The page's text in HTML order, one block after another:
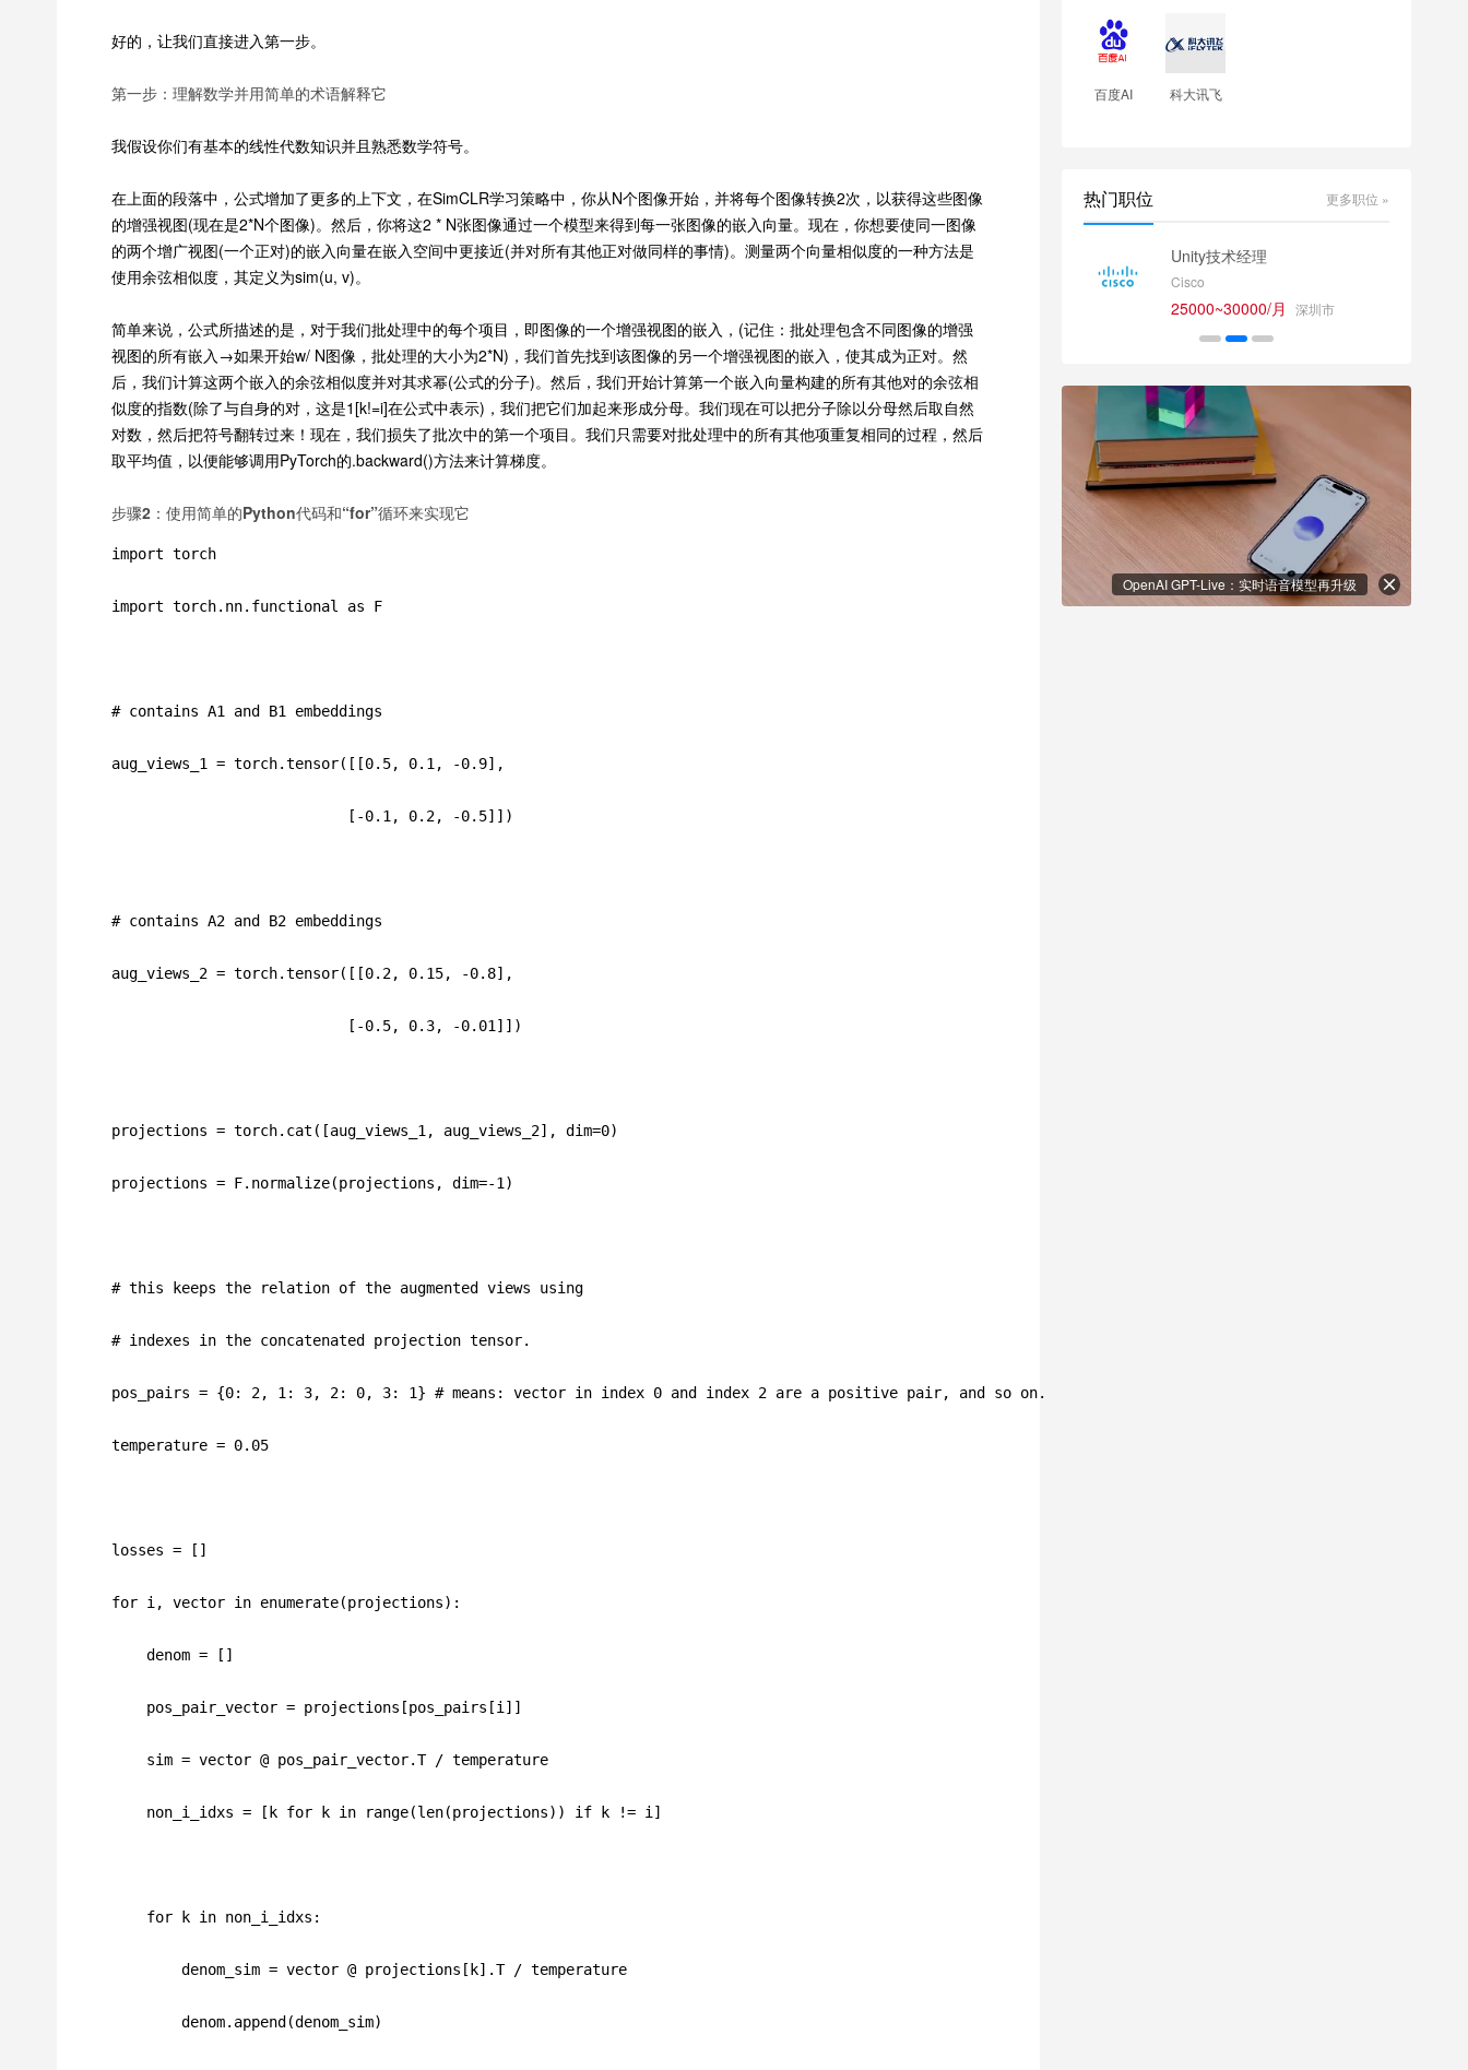
好的，让我们直接进入第一步。
第一步：理解数学并用简单的术语解释它
我假设你们有基本的线性代数知识并且熟悉数学符号。
在上面的段落中，公式增加了更多的上下文，在SimCLR学习策略中，你从N个图像开始，并将每个图像转换2次，以获得这些图像
的增强视图(现在是2*N个图像)。然后，你将这2 * N张图像通过一个模型来得到每一张图像的嵌入向量。现在，你想要使同一图像
的两个增广视图(一个正对)的嵌入向量在嵌入空间中更接近(并对所有其他正对做同样的事情)。测量两个向量相似度的一种方法是
使用余弦相似度，其定义为sim(u, v)。
简单来说，公式所描述的是，对于我们批处理中的每个项目，即图像的一个增强视图的嵌入，(记住：批处理包含不同图像的增强
视图的所有嵌入→如果开始w/ N图像，批处理的大小为2*N)，我们首先找到该图像的另一个增强视图的嵌入，使其成为正对。然
后，我们计算这两个嵌入的余弦相似度并对其求幂(公式的分子)。然后，我们开始计算第一个嵌入向量构建的所有其他对的余弦相
似度的指数(除了与自身的对，这是1[k!=i]在公式中表示)，我们把它们加起来形成分母。我们现在可以把分子除以分母然后取自然
对数，然后把符号翻转过来！现在，我们损失了批次中的第一个项目。我们只需要对批处理中的所有其他项重复相同的过程，然后
取平均值，以便能够调用PyTorch的.backward()方法来计算梯度。
步骤2：使用简单的Python代码和“for”循环来实现它
import torch
import torch.nn.functional as F
# contains A1 and B1 embeddings
aug_views_1 = torch.tensor([[0.5, 0.1, -0.9],
                           [-0.1, 0.2, -0.5]])
# contains A2 and B2 embeddings
aug_views_2 = torch.tensor([[0.2, 0.15, -0.8],
                           [-0.5, 0.3, -0.01]])
projections = torch.cat([aug_views_1, aug_views_2], dim=0)
projections = F.normalize(projections, dim=-1)
# this keeps the relation of the augmented views using
# indexes in the concatenated projection tensor.
pos_pairs = {0: 2, 1: 3, 2: 0, 3: 1} # means: vector in index 0 and index 2 are a positive pair, and so on.
temperature = 0.05
losses = []
for i, vector in enumerate(projections):
    denom = []
    pos_pair_vector = projections[pos_pairs[i]]
    sim = vector @ pos_pair_vector.T / temperature
    non_i_idxs = [k for k in range(len(projections)) if k != i]
    for k in non_i_idxs:
        denom_sim = vector @ projections[k].T / temperature
        denom.append(denom_sim)
百度AI 科大讯飞
热门职位 更多职位 »
高级数据分析工程师 深度学习软件工程师 Unity技术经理
Cisco
25000~30000/月 深圳市
OpenAI GPT-Live：实时语音模型再升级